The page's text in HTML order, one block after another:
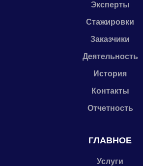
Эксперты
Стажировки
Заказчики
Деятельность
История
Контакты
Отчетность
ГЛАВНОЕ
Услуги